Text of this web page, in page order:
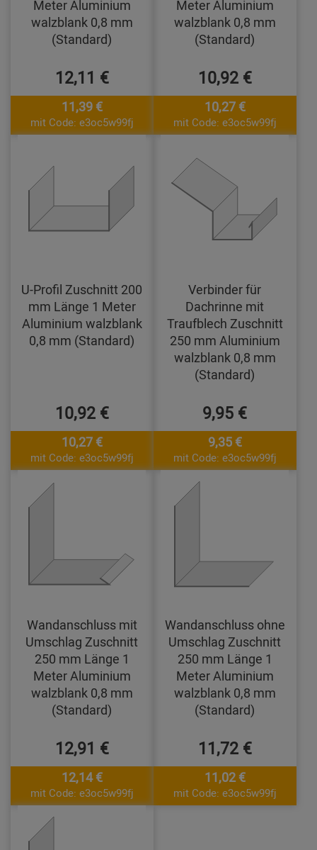
Meter Aluminium
walzblank 0,8 mm
(Standard)
12,11 €
11,39 €
mit Code: e3oc5w99fj
Meter Aluminium
walzblank 0,8 mm
(Standard)
10,92 €
10,27 €
mit Code: e3oc5w99fj
U-Profil Zuschnitt 200
mm Länge 1 Meter
Aluminium walzblank
0,8 mm (Standard)
10,92 €
10,27 €
mit Code: e3oc5w99fj
Verbinder für
Dachrinne mit
Traufblech Zuschnitt
250 mm Aluminium
walzblank 0,8 mm
(Standard)
9,95 €
9,35 €
mit Code: e3oc5w99fj
Wandanschluss mit
Umschlag Zuschnitt
250 mm Länge 1
Meter Aluminium
walzblank 0,8 mm
(Standard)
12,91 €
12,14 €
mit Code: e3oc5w99fj
Wandanschluss ohne
Umschlag Zuschnitt
250 mm Länge 1
Meter Aluminium
walzblank 0,8 mm
(Standard)
11,72 €
11,02 €
mit Code: e3oc5w99fj